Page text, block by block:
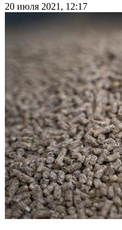
20 июля 2021, 12:17